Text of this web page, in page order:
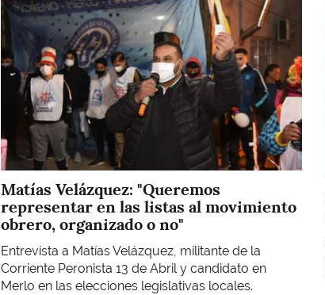
Matías Velázquez: "Queremos
representar en las listas al movimiento
obrero, organizado o no"
Entrevista a Matías Velázquez, militante de la
Corriente Peronista 13 de Abril y candidato en
Merlo en las elecciones legislativas locales.